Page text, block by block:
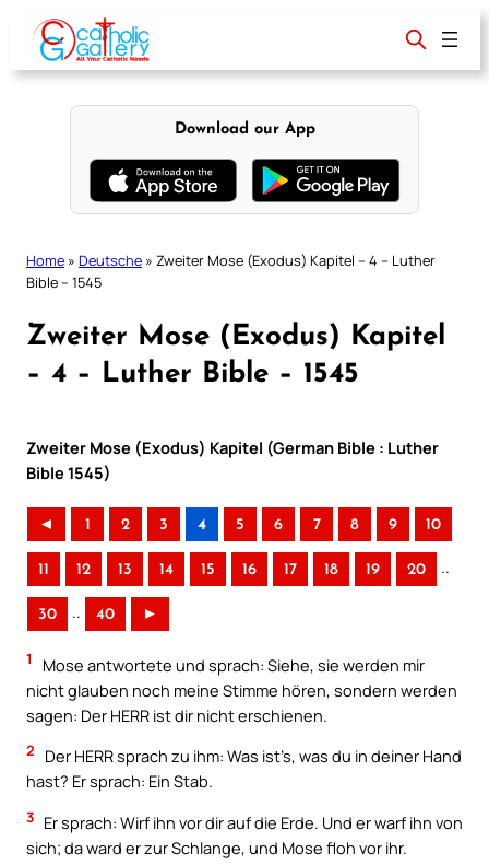
content
Download our App
Home » Deutsche » Zweiter Mose (Exodus) Kapitel – 4 – Luther
Bible – 1545
Zweiter Mose (Exodus) Kapitel
– 4 – Luther Bible – 1545
Zweiter Mose (Exodus) Kapitel (German Bible : Luther
Bible 1545)
◄ 1 2 3 4 5 6 7 8 9 10
11 12 13 14 15 16 17 18 19 20 ..
30 .. 40 ►
1
Mose antwortete und sprach: Siehe, sie werden mir
nicht glauben noch meine Stimme hören, sondern werden
sagen: Der HERR ist dir nicht erschienen.
2
Der HERR sprach zu ihm: Was ist’s, was du in deiner Hand
hast? Er sprach: Ein Stab.
3 Er sprach: Wirf ihn vor dir auf die Erde. Und er warf ihn von
sich; da ward er zur Schlange, und Mose floh vor ihr.